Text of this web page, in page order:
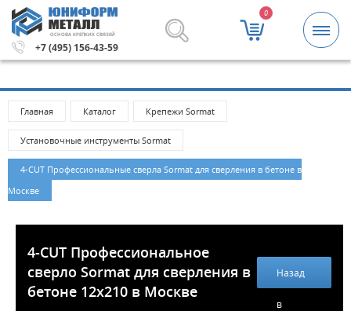
ОСНОВА КРЕПКИХ СВЯЗЕЙ
+7 (495) 156-43-59
0
Метизы и крепежные изделия оптом. Минимальная
Главная Каталог Крепежи Sormat
Установочные инструменты Sormat
4-CUT Профессиональные сверла Sormat для сверления в бетоне в
Москве
4-CUT Профессиональное
сверло Sormat для сверления в
бетоне 12х210 в Москве
Назад
в